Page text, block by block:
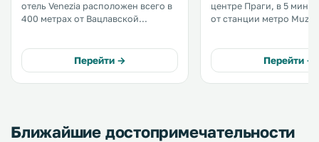
отель Venezia расположен всего в
400 метрах от Вацлавской
кафе-баров. .Перейти →
центре Праги, в 5
от станции метро
ресторанов и всех
Перейти →
Ближайшие достопримечательности